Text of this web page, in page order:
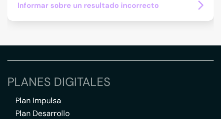
Informar sobre un resultado incorrecto
PLANES DIGITALES
Plan Impulsa
Plan Desarrollo